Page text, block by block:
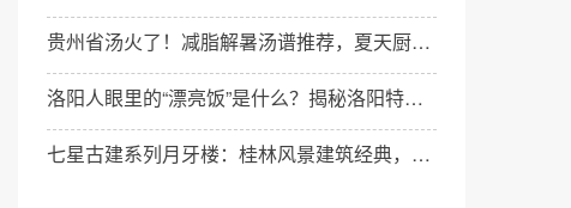
贵州省汤火了！减脂解暑汤谱推荐，夏天厨房不再像桑拿房
洛阳人眼里的“漂亮饭”是什么？揭秘洛阳特色美食文化
七星古建系列月牙楼：桂林风景建筑经典，载入中国建筑史的古今融合标杆